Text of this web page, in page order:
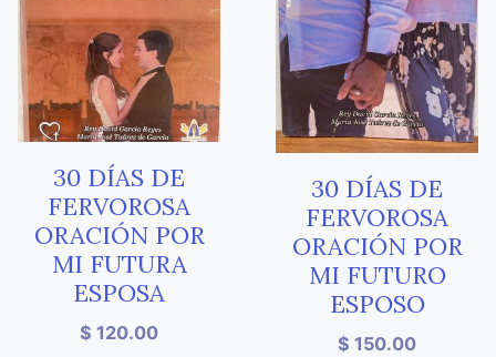
30 DÍAS DE
FERVOROSA
ORACIÓN POR
MI FUTURA
ESPOSA
$ 120.00
30 DÍAS DE
FERVOROSA
ORACIÓN POR
MI FUTURO
ESPOSO
$ 150.00